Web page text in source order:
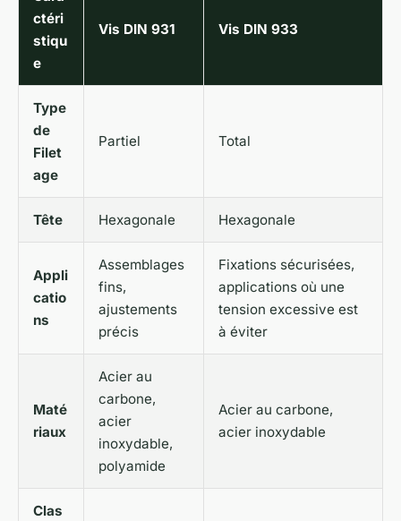
ctéri
stiqu
e
Vis DIN 931 Vis DIN 933
Type
de
Filet
age
Partiel Total
Tête Hexagonale Hexagonale
Appli
catio
ns
Assemblages
fins,
ajustements
précis
Fixations sécurisées,
applications où une
tension excessive est
à éviter
Maté
riaux
Acier au
carbone,
acier
inoxydable,
polyamide
Acier au carbone,
acier inoxydable
Clas